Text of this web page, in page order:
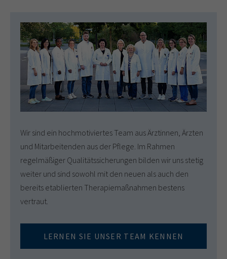
Wir sind ein hochmotiviertes Team aus Ärztinnen, Ärzten
und Mitarbeitenden aus der Pflege. Im Rahmen
regelmäßiger Qualitätssicherungen bilden wir uns stetig
weiter und sind sowohl mit den neuen als auch den
bereits etablierten Therapiemaßnahmen bestens
vertraut.
LERNEN SIE UNSER TEAM KENNEN